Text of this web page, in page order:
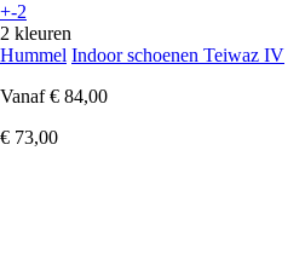
+-2
2 kleuren
Hummel Indoor schoenen Teiwaz IV
Vanaf € 84,00
€ 73,00